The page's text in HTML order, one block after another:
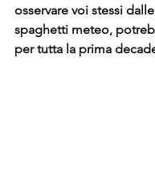
osservare voi stessi
spaghetti meteo,
per tutta la prima